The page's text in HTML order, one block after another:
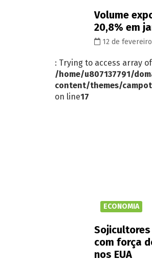
Volume
20,8% em
12 de
: Trying to access array
/home/u807137791/
content/themes/
on line17
ECONOMIA
com força
nos EUA